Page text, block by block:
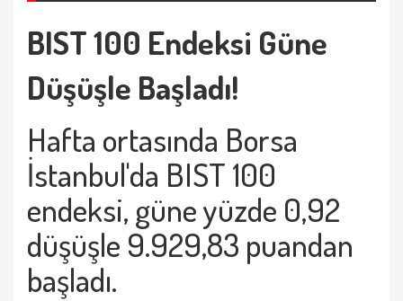
BIST 100 Endeksi Güne
Düşüşle Başladı!
Hafta ortasında Borsa
İstanbul'da BIST 100
endeksi, güne yüzde 0,92
düşüşle 9.929,83 puandan
başladı.